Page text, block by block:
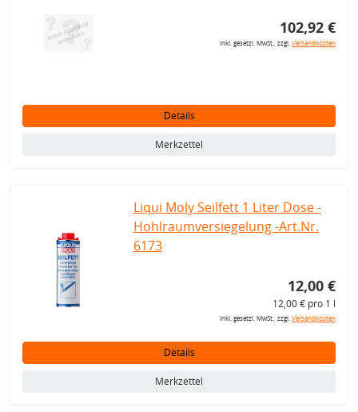
102,92 €
inkl. gesetzl. MwSt., zzgl.Versandkosten
Details
Merkzettel
Liqui Moly Seilfett 1 Liter Dose -
Hohlraumversiegelung -Art.Nr.
6173
12,00 €
12,00 € pro 1 l
inkl. gesetzl. MwSt., zzgl.Versandkosten
Details
Merkzettel